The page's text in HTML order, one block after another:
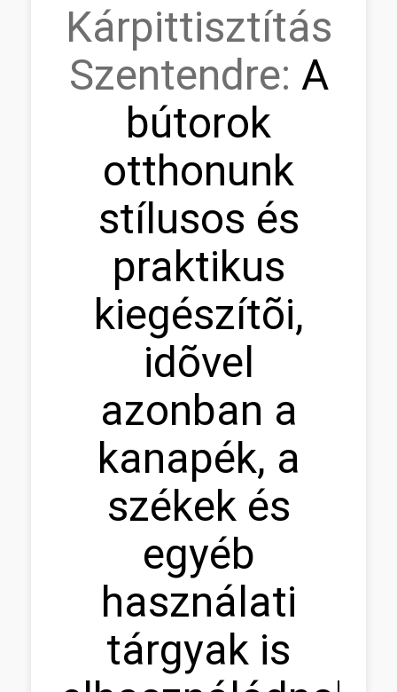
Kárpittisztítás
Szentendre: A
bútorok
otthonunk
stílusos és
praktikus
kiegészítõi,
idõvel
azonban a
kanapék, a
székek és
egyéb
használati
tárgyak is